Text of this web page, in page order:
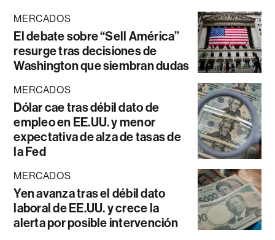
MERCADOS
El debate sobre “Sell América”
resurge tras decisiones de
Washington que siembran dudas
MERCADOS
Dólar cae tras débil dato de
empleo en EE.UU. y menor
expectativa de alza de tasas de
la Fed
MERCADOS
Yen avanza tras el débil dato
laboral de EE.UU. y crece la
alerta por posible intervención